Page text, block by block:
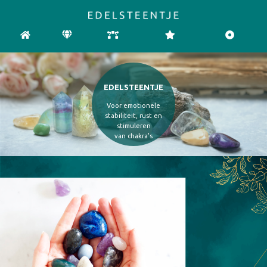
HOME EDELSTENEN CHAKRA REINIGEN & OPLADEN PENDELEN
EDELSTEENTJE
Voor emotionele
stabiliteit, rust en
stimuleren
van chakra's